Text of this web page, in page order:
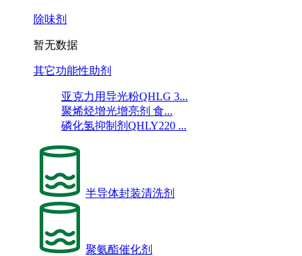
除味剂
暂无数据
其它功能性助剂
亚克力用导光粉QHLG 3...
聚烯烃增光增亮剂 食...
磷化氢抑制剂QHLY220 ...
半导体封装清洗剂
聚氨酯催化剂